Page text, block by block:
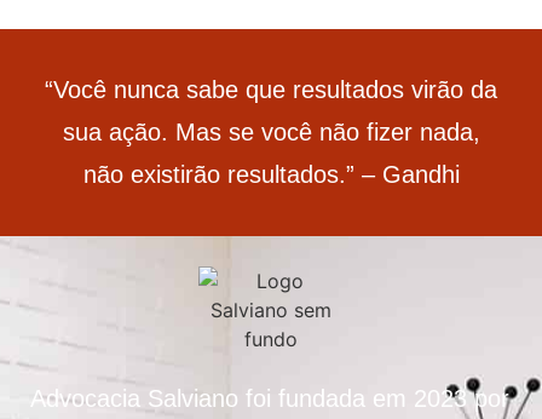
“Você nunca sabe que resultados virão da
sua ação. Mas se você não fizer nada,
não existirão resultados.” – Gandhi
Advocacia Salviano foi fundada em 2023 por